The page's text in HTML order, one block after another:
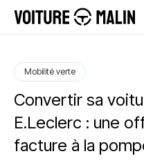
Mobilité verte
Convertir sa
E.Leclerc : une
facture à la